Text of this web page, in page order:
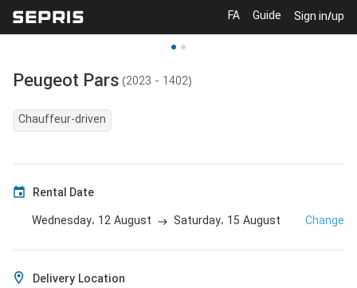
FA Guide Sign in/up
Peugeot Pars (2023 - 1402)
Chauffeur-driven
Rental Date
Wednesday، 12 August Saturday، 15 August Change
Delivery Location